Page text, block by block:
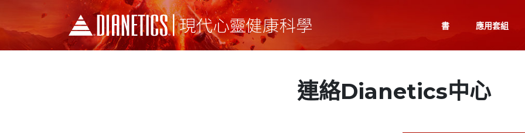
書 應用套組
連絡Dianetics中心